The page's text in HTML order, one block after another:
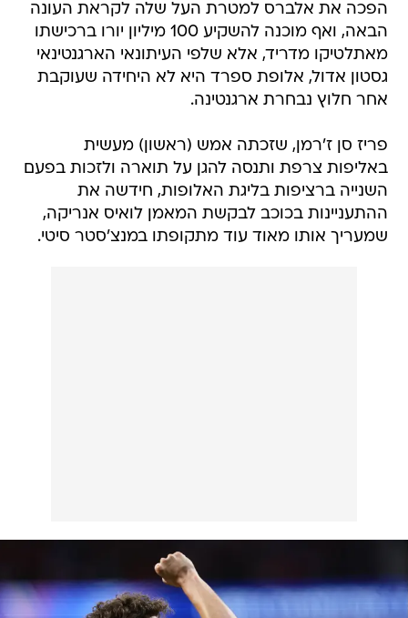
הפכה את אלברס למטרת העל שלה לקראת העונה
הבאה, ואף מוכנה להשקיע 100 מיליון יורו ברכישתו
מאתלטיקו מדריד, אלא שלפי העיתונאי הארגנטינאי
גסטון אדול, אלופת ספרד היא לא היחידה שעוקבת
אחר חלוץ נבחרת ארגנטינה.
פריז סן ז'רמן, שזכתה אמש (ראשון) מעשית
באליפות צרפת ותנסה להגן על תוארה ולזכות בפעם
השנייה ברציפות בליגת האלופות, חידשה את
ההתעניינות בכוכב לבקשת המאמן לואיס אנריקה,
שמעריך אותו מאוד עוד מתקופתו במנצ'סטר סיטי.